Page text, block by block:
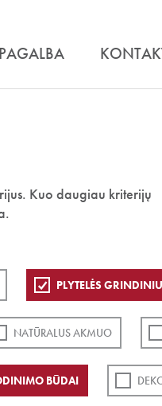
PAGALBA
Kuo daugiau kriterijų
PLYTELĖS
NATŪRALUS AKMUO
BŪDAI